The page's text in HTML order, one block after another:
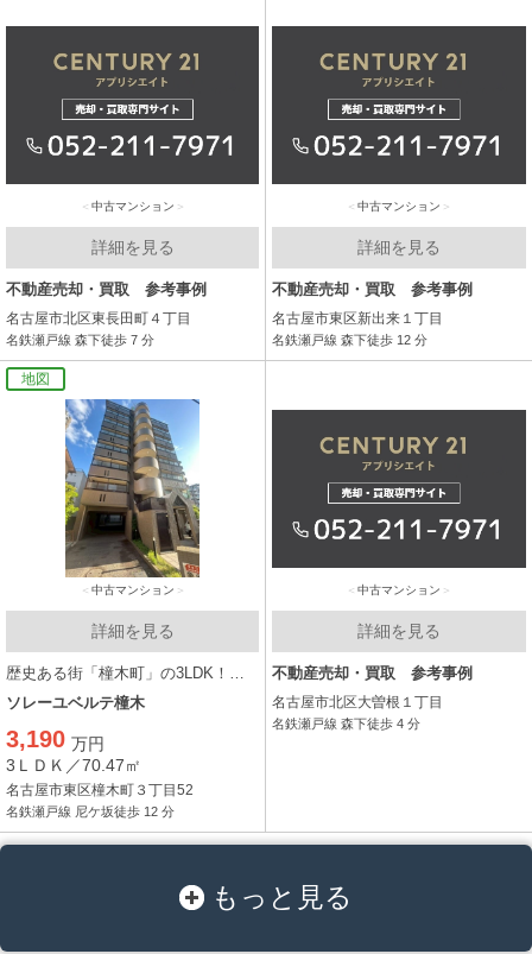
中古マンション
詳細を見る
不動産売却・買取 参考事例
名古屋市北区東長田町４丁目
名鉄瀬戸線 森下徒歩 7 分
中古マンション
詳細を見る
不動産売却・買取 参考事例
名古屋市東区新出来１丁目
名鉄瀬戸線 森下徒歩 12 分
地図
中古マンション
詳細を見る
ソレーユベルテ橦木
3,190 万円
3ＬＤＫ／70.47㎡
名古屋市東区橦木町３丁目52
名鉄瀬戸線 尼ケ坂徒歩 12 分
中古マンション
詳細を見る
不動産売却・買取 参考事例
名古屋市北区大曽根１丁目
名鉄瀬戸線 森下徒歩 4 分
もっと見る